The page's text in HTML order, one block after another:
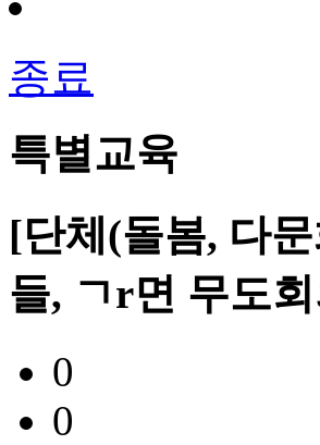
종료
특별교육
[단체(돌봄, 다
들, ㄱr면 무도
0
0